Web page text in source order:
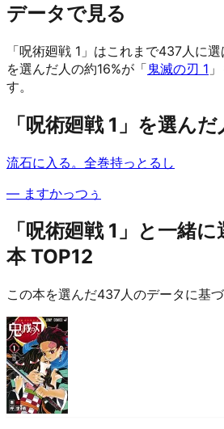
データで見る
「呪術廻戦 1」はこれまで437人に選
を選んだ人の約16%が「鬼滅の刃 1
す。
「呪術廻戦 1」を選ん
流石に入る。全巻持っとるし
— ますかっつぅ
「呪術廻戦 1」と一緒
本 TOP12
この本を選んだ437人のデータに基